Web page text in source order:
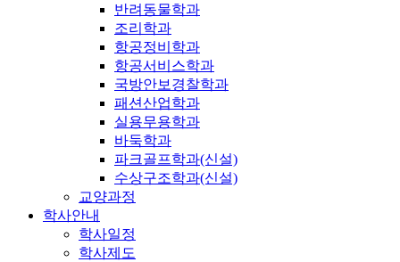
반려동물학과
조리학과
항공정비학과
항공서비스학과
국방안보경찰학과
패션산업학과
실용무용학과
바둑학과
파크골프학과(신설)
수상구조학과(신설)
교양과정
학사안내
학사일정
학사제도